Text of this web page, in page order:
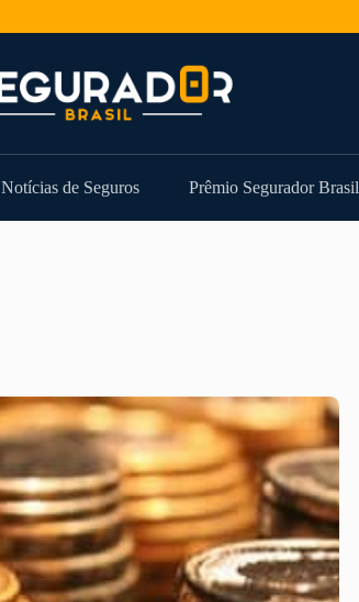
Notícias de Seguros Prêmio Segurador Brasil